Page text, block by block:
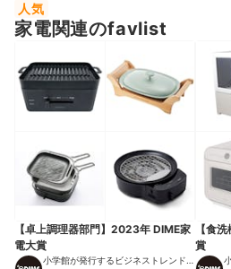
人気
家電関連のfavlist
【卓上調理器部門】2023年 DIME家
電大賞
小学館が発行するビジネストレンドマ
【食
賞